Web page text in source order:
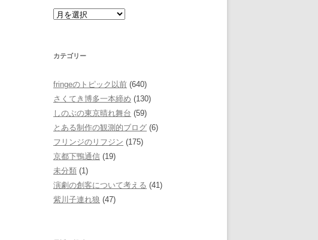
カテゴリー
fringeのトピック以前 (640)
さくてき博多一本締め (130)
しのぶの東京晴れ舞台 (59)
とある制作の観測的ブログ (6)
フリンジのリフジン (175)
京都下鴨通信 (19)
未分類 (1)
演劇の創客について考える (41)
紫川子連れ狼 (47)